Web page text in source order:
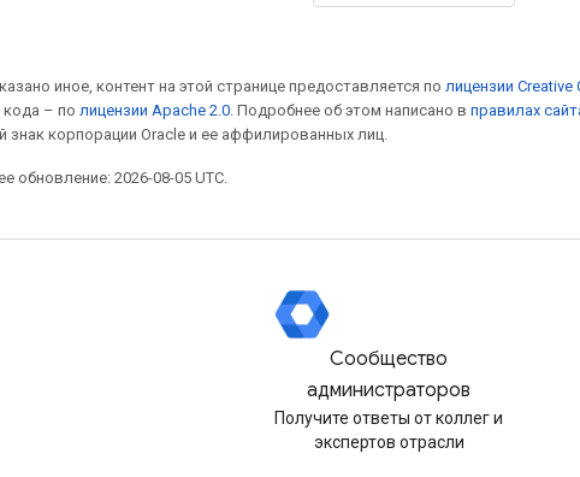
иное, контент на этой странице предоставляется по лицензии
– по лицензии Apache 2.0 . Подробнее об этом написано в правилах
знак корпорации Oracle и ее аффилированных лиц.
обновление: 2026-08-05 UTC.
Сообщество
администраторов
Получите ответы от коллег и
экспертов отрасли